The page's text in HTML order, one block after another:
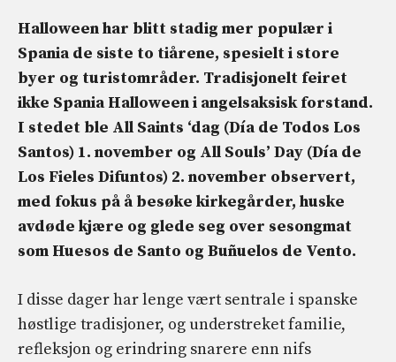
Halloween har blitt stadig mer populær i
Spania de siste to tiårene, spesielt i store
byer og turistområder. Tradisjonelt feiret
ikke Spania Halloween i angelsaksisk forstand.
I stedet ble All Saints ‘dag (Día de Todos Los
Santos) 1. november og All Souls’ Day (Día de
Los Fieles Difuntos) 2. november observert,
med fokus på å besøke kirkegårder, huske
avdøde kjære og glede seg over sesongmat
som Huesos de Santo og Buñuelos de Vento.
I disse dager har lenge vært sentrale i spanske
høstlige tradisjoner, og understreket familie,
refleksjon og erindring snarere enn nifs